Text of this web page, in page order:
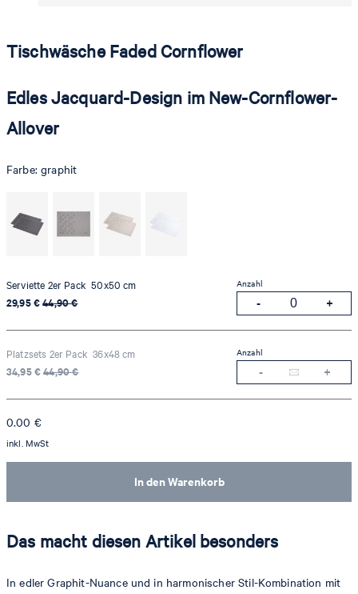
Tischwäsche Faded Cornflower
Edles Jacquard-Design im New-Cornflower-
Allover
Farbe:graphit
Serviette 2er Pack 50x50 cm
29,95 € 44,90 €
Anzahl
Platzsets 2er Pack 36x48 cm
34,95 € 44,90 €
Anzahl
In den Warenkorb
0.00 €
inkl. MwSt
Das macht diesen Artikel besonders
In edler Graphit-Nuance und in harmonischer Stil-Kombination mit